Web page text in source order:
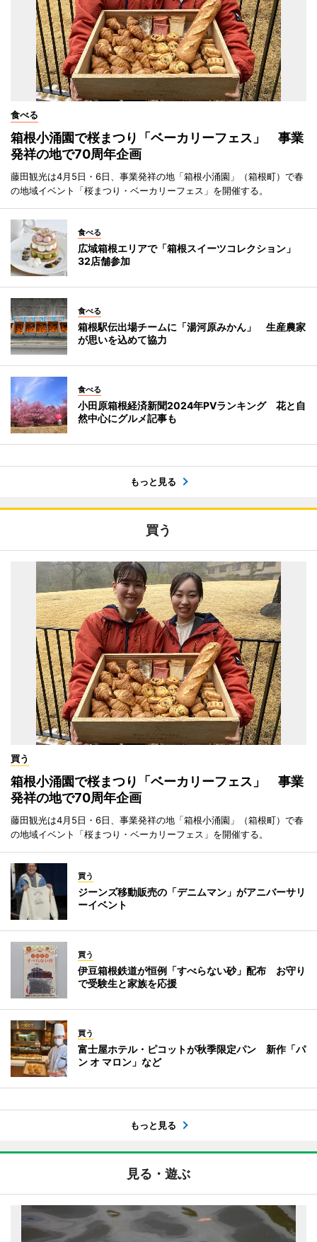
食べる
箱根小涌園で桜まつり「ベーカリーフェス」 事業
発祥の地で70周年企画
藤田観光は4月5日・6日、事業発祥の地「箱根小涌園」（箱根町）で春
の地域イベント「桜まつり・ベーカリーフェス」を開催する。
食べる
広域箱根エリアで「箱根スイーツコレクション」
32店舗参加
食べる
箱根駅伝出場チームに「湯河原みかん」 生産農家
が思いを込めて協力
食べる
小田原箱根経済新聞2024年PVランキング 花と自
然中心にグルメ記事も
もっと見る
買う
買う
箱根小涌園で桜まつり「ベーカリーフェス」 事業
発祥の地で70周年企画
藤田観光は4月5日・6日、事業発祥の地「箱根小涌園」（箱根町）で春
の地域イベント「桜まつり・ベーカリーフェス」を開催する。
買う
ジーンズ移動販売の「デニムマン」がアニバーサリ
ーイベント
買う
伊豆箱根鉄道が恒例「すべらない砂」配布 お守り
で受験生と家族を応援
買う
富士屋ホテル・ピコットが秋季限定パン 新作「パ
ン オ マロン」など
もっと見る
見る・遊ぶ